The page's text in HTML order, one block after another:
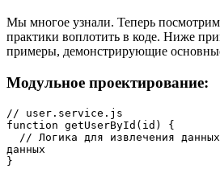
Мы многое узнали. Теперь
практики воплотить в коде. Ниже
примеры, демонстрирующие
Модульное проектирование:
// user.service.js
function getUserById(id) {
данных
}